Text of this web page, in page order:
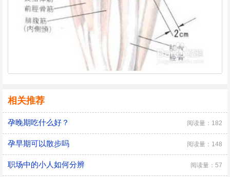
相关推荐
孕晚期吃什么好？ 阅读量：182
孕早期可以散步吗 阅读量：148
职场中的小人如何分辨 阅读量：57